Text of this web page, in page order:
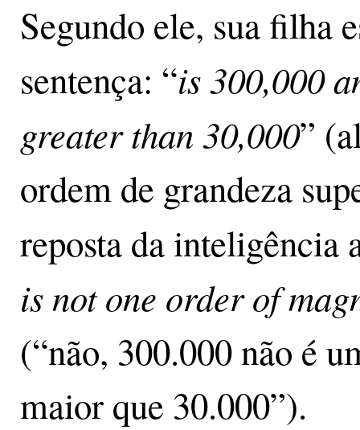
Segundo ele, sua filha
sentença: “is 300,000
greater than 30,000”
ordem de grandeza
reposta da
is not one order of
(“não, 300.000 não é
maior que 30.000”).